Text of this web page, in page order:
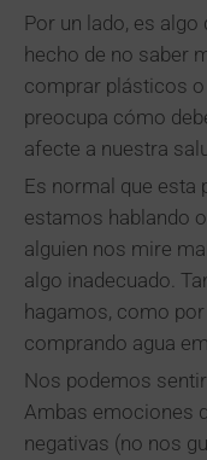
Por un lado, es
hecho de no saber
comprar plásticos
preocupa cómo
afecte a nuestra
Es normal que esta
estamos hablando
alguien nos mire
algo inadecuado.
hagamos, como
comprando agua
Nos podemos
Ambas emociones
negativas (no nos